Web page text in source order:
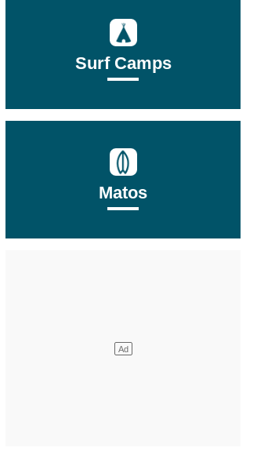
Surf Camps
Matos